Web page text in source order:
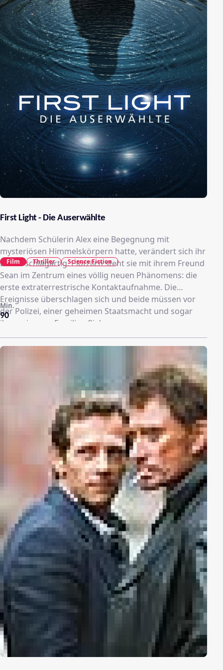
First Light - Die Auserwählte
Nachdem Schülerin Alex eine Begegnung mit
mysteriösen Himmelskörpern hatte, verändert sich ihr
Leben schlagartig. Plötzlich steht sie mit ihrem Freund
Sean im Zentrum eines völlig neuen Phänomens: die
erste extraterrestrische Kontaktaufnahme. Die
Ereignisse überschlagen sich und beide müssen vor
der Polizei, einer geheimen Staatsmacht und sogar
ihren eigenen Familien fliehen …
90
Min.
Film Thriller Science Fiction